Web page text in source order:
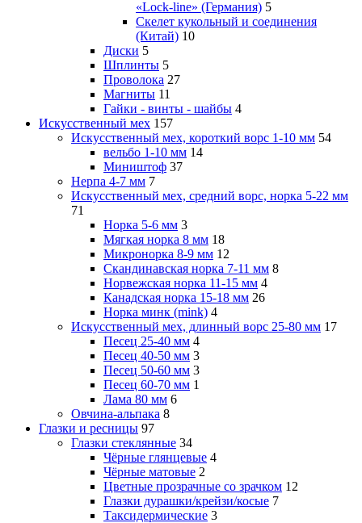
«Lock-line» (Германия) 5
Скелет кукольный и соединения
(Китай) 10
Диски 5
Шплинты 5
Проволока 27
Магниты 11
Гайки - винты - шайбы 4
Искусственный мех 157
Искусственный мех, короткий ворс 1-10 мм 54
вельбо 1-10 мм 14
Миништоф 37
Нерпа 4-7 мм 7
Искусственный мех, средний ворс, норка 5-22 мм
71
Норка 5-6 мм 3
Мягкая норка 8 мм 18
Микронорка 8-9 мм 12
Скандинавская норка 7-11 мм 8
Норвежская норка 11-15 мм 4
Канадская норка 15-18 мм 26
Норка минк (mink) 4
Искусственный мех, длинный ворс 25-80 мм 17
Песец 25-40 мм 4
Песец 40-50 мм 3
Песец 50-60 мм 3
Песец 60-70 мм 1
Лама 80 мм 6
Овчина-альпака 8
Глазки и ресницы 97
Глазки стеклянные 34
Чёрные глянцевые 4
Чёрные матовые 2
Цветные прозрачные со зрачком 12
Глазки дурашки/крейзи/косые 7
Таксидермические 3